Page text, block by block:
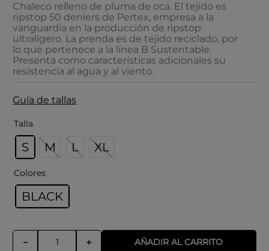
Chaleco relleno de pluma de oca. El tejido es
ripstop 50 deniers de Pertex, empresa a la
vanguardia en la producción de ripstop
ultraligero. La prenda es de tejido reciclado, por
lo que pertenece a la línea B Sustentable.
Presenta como características adicionales su
resistencia al agua y al viento.
Guía de tallas
Talla
S M L XL
Colores
BLACK
＋
－ AÑADIR AL CARRITO